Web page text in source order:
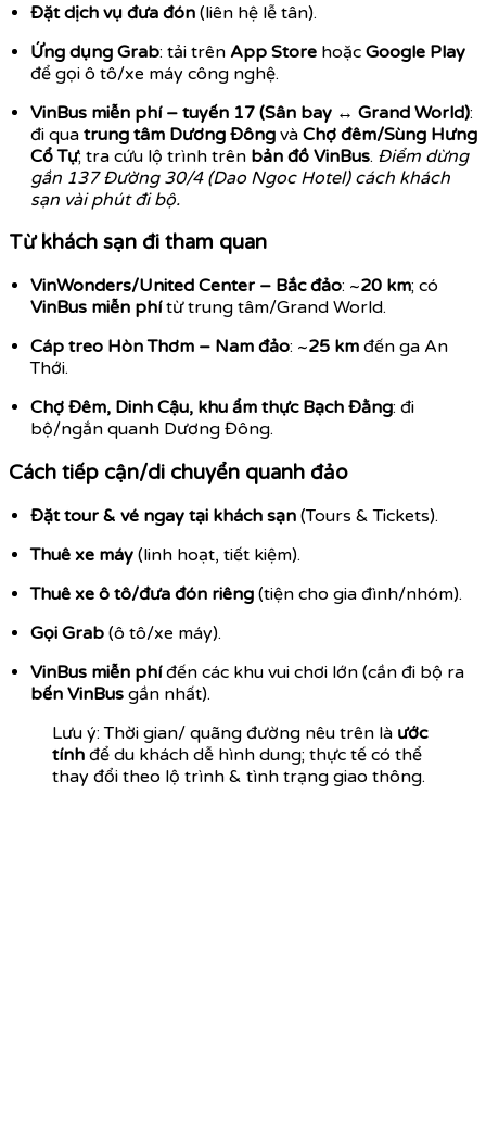
Đặt dịch vụ đưa đón (liên hệ lễ tân).
Ứng dụng Grab: tải trên App Store hoặc Google Play
để gọi ô tô/xe máy công nghệ.
VinBus miễn phí – tuyến 17 (Sân bay ↔ Grand World):
đi qua trung tâm Dương Đông và Chợ đêm/Sùng Hưng
Cổ Tự; tra cứu lộ trình trên bản đồ VinBus. Điểm dừng
gần 137 Đường 30/4 (Dao Ngoc Hotel) cách khách
sạn vài phút đi bộ.
Từ khách sạn đi tham quan
VinWonders/United Center – Bắc đảo: ~20 km; có
VinBus miễn phítừ trung tâm/Grand World.
Cáp treo Hòn Thơm – Nam đảo: ~25 km đến ga An
Thới.
Chợ Đêm, Dinh Cậu, khu ẩm thực Bạch Đằng: đi
bộ/ngắn quanh Dương Đông.
Cách tiếp cận/di chuyển quanh đảo
Đặt tour & vé ngay tại khách sạn (Tours & Tickets).
Thuê xe máy (linh hoạt, tiết kiệm).
Thuê xe ô tô/đưa đón riêng (tiện cho gia đình/nhóm).
Gọi Grab (ô tô/xe máy).
VinBus miễn phíđến các khu vui chơi lớn (cần đi bộ ra
bến VinBus gần nhất).
Lưu ý: Thời gian/ quãng đường nêu trên là ước
tính để du khách dễ hình dung; thực tế có thể
thay đổi theo lộ trình & tình trạng giao thông.